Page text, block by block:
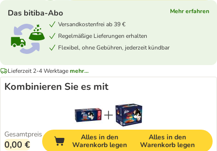
Das bitiba-Abo
Mehr erfahren
Versandkostenfrei ab 39 €
Regelmäßige Lieferungen erhalten
Flexibel, ohne Gebühren, jederzeit kündbar
Lieferzeit 2-4 Werktagemehr...
Kombinieren Sie es mit
Gesamtpreis
0,00 €
Alles in den
Warenkorb legen
Alles in den
Warenkorb legen